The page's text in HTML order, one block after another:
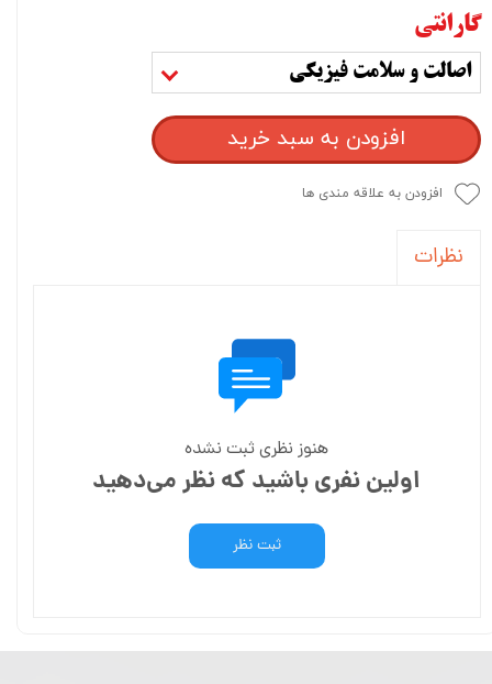
گارانتی
اصالت و سلامت فیزیکی
افزودن به سبد خرید
افزودن به علاقه مندی ها
نظرات
هنوز نظری ثبت نشده
اولین نفری باشید که نظر می‌دهید
ثبت نظر